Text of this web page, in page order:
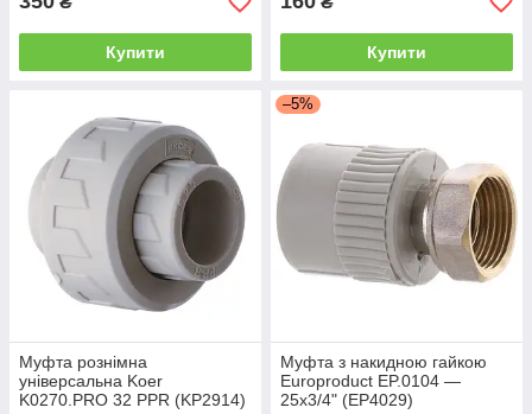
Купити Купити
Муфта рознімна
універсальна Koer
K0270.PRO 32 PPR (KP2914)
–5%
Муфта з накидною гайкою
Europroduct EP.0104 —
25x3/4" (EP4029)